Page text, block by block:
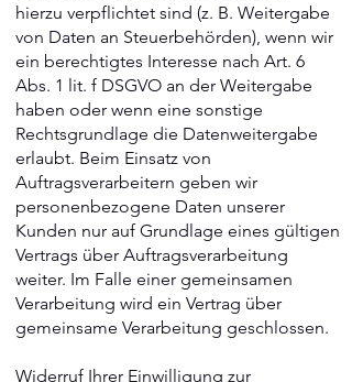
hierzu verpflichtet sind (z. B. Weitergabe
von Daten an Steuerbehörden), wenn wir
ein berechtigtes Interesse nach Art. 6
Abs. 1 lit. f DSGVO an der Weitergabe
haben oder wenn eine sonstige
Rechtsgrundlage die Datenweitergabe
erlaubt. Beim Einsatz von
Auftragsverarbeitern geben wir
personenbezogene Daten unserer
Kunden nur auf Grundlage eines gültigen
Vertrags über Auftragsverarbeitung
weiter. Im Falle einer gemeinsamen
Verarbeitung wird ein Vertrag über
gemeinsame Verarbeitung geschlossen.
Widerruf Ihrer Einwilligung zur